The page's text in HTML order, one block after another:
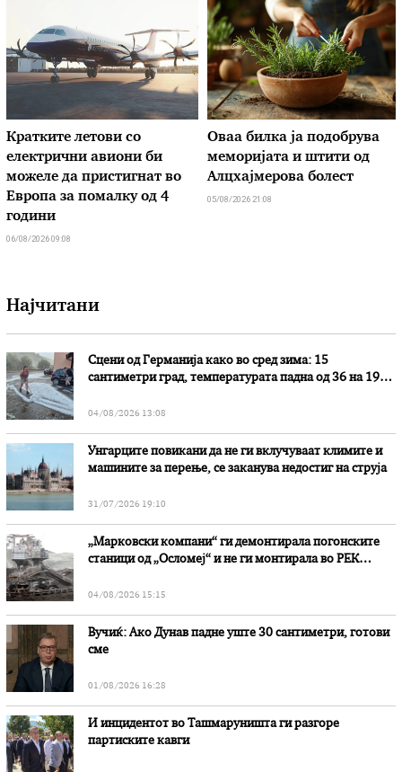
Кратките летови со
електрични авиони би
можеле да пристигнат во
Европа за помалку од 4
години
06/08/2026 09:08
Оваа билка ја подобрува
меморијата и штити од
Алцхајмерова болест
05/08/2026 21:08
Најчитани
Сцени од Германија како во сред зима: 15
сантиметри град, температурата падна од 36 на 19
04/08/2026 13:08
Унгарците повикани да не ги вклучуваат климите и
машините за перење, се заканува недостиг на струја
31/07/2026 19:10
„Марковски компани“ ги демонтирала погонските
станици од „Осломеј“ и не ги монтирала во РЕК
04/08/2026 15:15
Вучиќ: Ако Дунав падне уште 30 сантиметри, готови
сме
01/08/2026 16:28
И инцидентот во Ташмаруништa ги разгоре
партиските кавги